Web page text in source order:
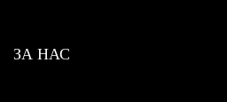
ЗА НАС